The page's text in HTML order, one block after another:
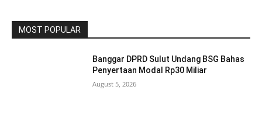
MOST POPULAR
Banggar DPRD Sulut Undang BSG Bahas
Penyertaan Modal Rp30 Miliar
August 5, 2026